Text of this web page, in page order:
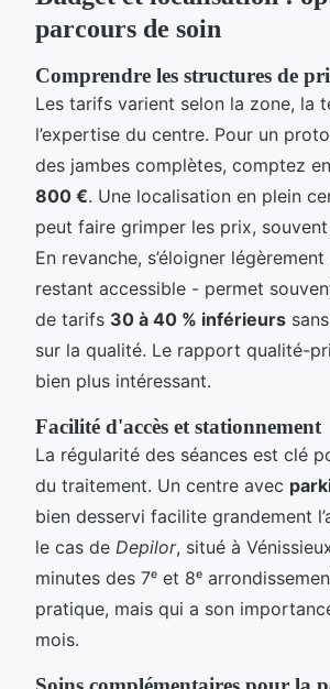
parcours de soin
Comprendre les structures de
Les tarifs varient selon la zone, la
l’expertise du centre. Pour un
des jambes complètes, comptez
800 €. Une localisation en plein
peut faire grimper les prix,
En revanche, s’éloigner
restant accessible - permet
de tarifs 30 à 40 % inférieurs
sur la qualité. Le rapport qualité-
bien plus intéressant.
Facilité d'accès et stationnement
La régularité des séances est clé
du traitement. Un centre avec
bien desservi facilite grandement
le cas de Depilor, situé à
minutes des 7ᵉ et 8ᵉ
pratique, mais qui a son
mois.